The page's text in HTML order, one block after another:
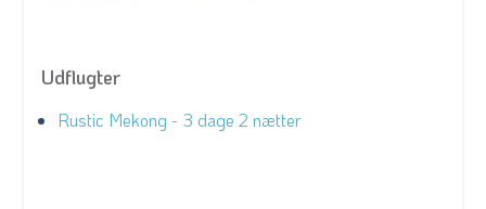
Udflugter
Rustic Mekong - 3 dage 2 nætter